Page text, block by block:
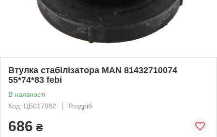
Втулка стабілізатора MAN 81432710074
55*74*83 febi
В наявності
Код: ЦБ017082
Роздріб
686 ₴